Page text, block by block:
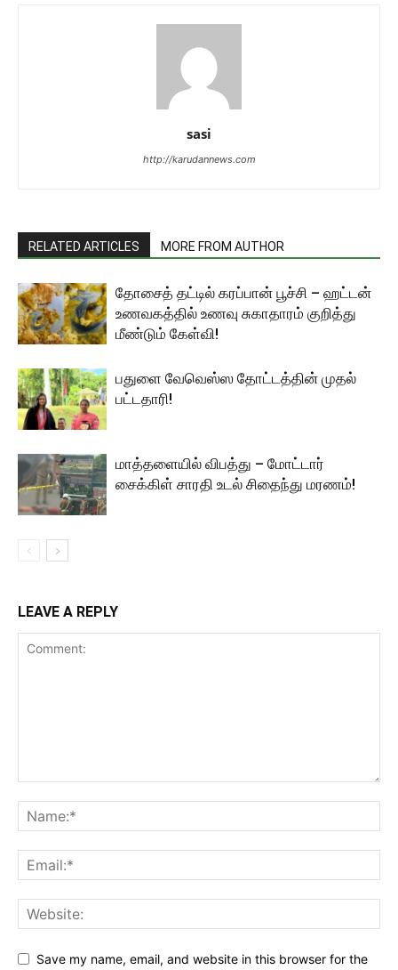
sasi
http://karudannews.com
RELATED ARTICLES MORE FROM AUTHOR
தோசைத் தட்டில் கரப்பான் பூச்சி – ஹட்டன்
உணவகத்தில் உணவு சுகாதாரம் குறித்து
மீண்டும் கேள்வி!
பதுளை வேவெஸ்ஸ தோட்டத்தின் முதல்
பட்டதாரி!
மாத்தளையில் விபத்து – மோட்டார்
சைக்கிள் சாரதி உடல் சிதைந்து மரணம்!
LEAVE A REPLY
Save my name, email, and website in this browser for the